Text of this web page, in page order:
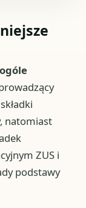
natomiast
ZUS i
podstawy